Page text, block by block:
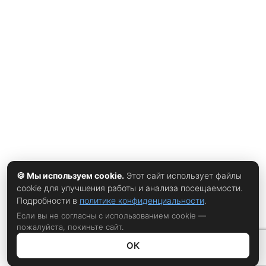
🍪 Мы используем cookie. Этот сайт использует файлы
cookie для улучшения работы и анализа посещаемости.
Подробности в политике конфиденциальности.
Если вы не согласны с использованием cookie —
пожалуйста, покиньте сайт.
ОК